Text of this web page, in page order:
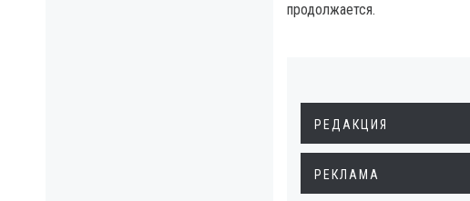
продолжается.
РЕДАКЦИЯ
РЕКЛАМА